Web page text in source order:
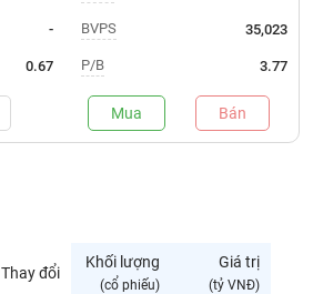
-
0.67
BVPS 35,023
P/B 3.77
Mua Bán
Thay đổi
Khối lượng
(cổ phiếu)
Giá trị
(tỷ VNĐ)